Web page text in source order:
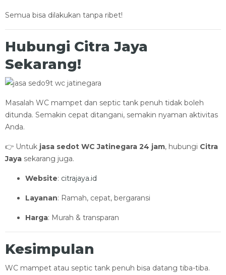
Semua bisa dilakukan tanpa ribet!
Hubungi Citra Jaya
Sekarang!
Masalah WC mampet dan septic tank penuh tidak boleh
ditunda. Semakin cepat ditangani, semakin nyaman aktivitas
Anda.
👉 Untuk jasa sedot WC Jatinegara 24 jam, hubungi Citra
Jaya sekarang juga.
Website: citrajaya.id
Layanan: Ramah, cepat, bergaransi
Harga: Murah & transparan
Kesimpulan
WC mampet atau septic tank penuh bisa datang tiba-tiba.